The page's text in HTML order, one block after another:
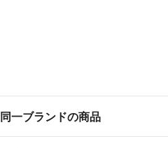
同一ブランドの商品